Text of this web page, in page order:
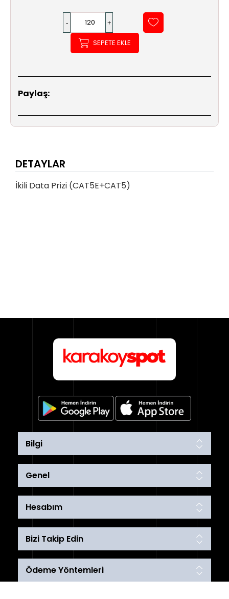
SEPETE EKLE
Paylaş:
DETAYLAR
İkili Data Prizi (CAT5E+CAT5)
Bilgi
Genel
Hesabım
Bizi Takip Edin
Ödeme Yöntemleri